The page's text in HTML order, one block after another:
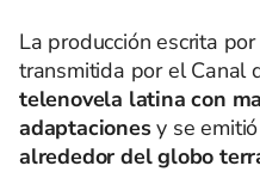
La producción escrita por
transmitida por el Canal
telenovela latina con
adaptacionesy se
alrededor del globo